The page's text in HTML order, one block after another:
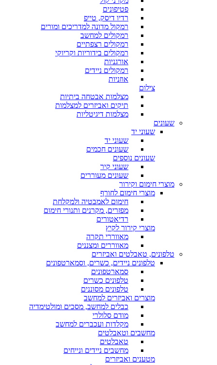
פטיפונים
רדיו דיסק, טייפ
רמקול מדונה למדריכים ומורים
רמקולים למחשב
רמקולים רצפתיים
רמקולים בידוריות וקריוקי
אורגניות
רמקולים ניידים
אוזניות
צילום
מצלמות אבטחה ביתיות
תיקים ואביזרים למצלמות
מצלמות דיגיטליות
שעונים
שעוני יד
שעוני יד
שעונים חכמים
שעונים נוספים
שעוני קיר
שעונים מעוררים
מוצרי חימום וקירור
מוצרי חימום לחורף
חימום לאמבטיה ולמקלחת
מפזרים, מקרנים ותנורי חימום
רדיאטורים
מוצרי קירור לקיץ
מאווררי תקרה
מאווררים ומצננים
טלפונים, טאבלטים ואביזרים
טלפונים ניידים, כשרים, וסמארטפונים
סמארטפונים
טלפונים כשרים
טלפונים מסוננים
מוצרים ואביזרים למחשב
כבלים למחשב, מסכים ומולטימדיה
מודם סלולרי
מקלדות ועכברים למחשב
מחשבים וטאבלטים
טאבלטים
מחשבים ניידים ונייחים
מטענים ואביזרים